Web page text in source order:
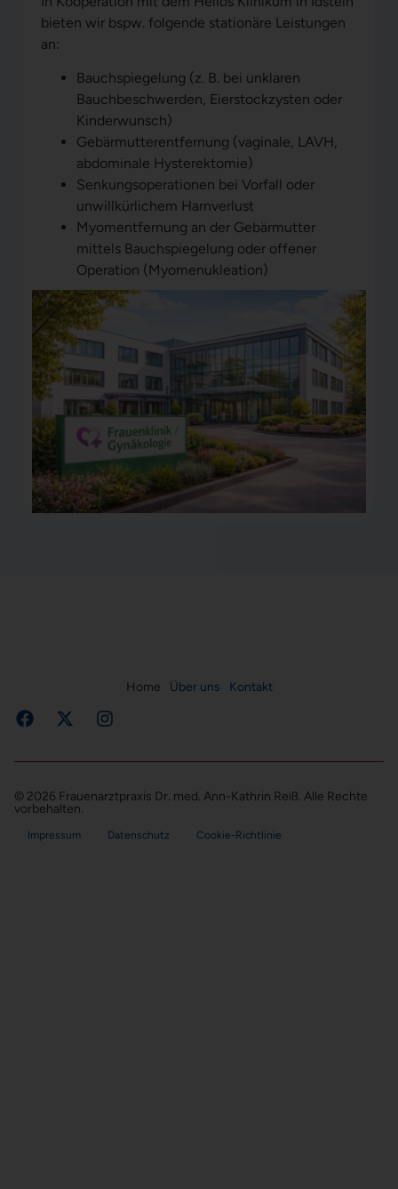
bieten wir bspw. folgende stationäre Leistungen
an:
Bauchspiegelung (z. B. bei unklaren
Bauchbeschwerden, Eierstockzysten oder
Kinderwunsch)
Gebärmutterentfernung (vaginale, LAVH,
abdominale Hysterektomie)
Senkungsoperationen bei Vorfall oder
unwillkürlichem Harnverlust
Myomentfernung an der Gebärmutter
mittels Bauchspiegelung oder offener
Operation (Myomenukleation)
Home Über uns Kontakt
© 2026 Frauenarztpraxis Dr. med. Ann-Kathrin Reiß. Alle Rechte
vorbehalten.
Impressum Datenschutz Cookie-Richtlinie